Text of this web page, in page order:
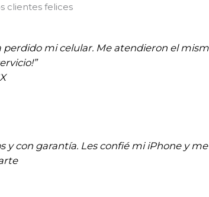
clientes felices
perdido mi celular. Me atendieron el
y con garantía. Les confié mi iPhone y